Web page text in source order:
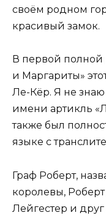
своём родном
красивый замок.
В первой полной
и Маргариты»
Ле-Кёр. Я не
имени артикль
также был
языке с
Граф Роберт,
королевы,
Лейгестер и друг